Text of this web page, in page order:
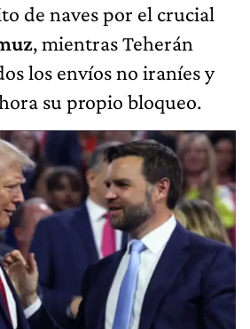
de naves por el crucial
, mientras Teherán
los envíos no iraníes y
su propio bloqueo.